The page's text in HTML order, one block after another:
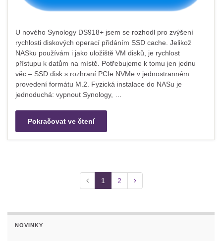
U nového Synology DS918+ jsem se rozhodl pro zvýšení
rychlosti diskových operací přidáním SSD cache. Jelikož
NASku používám i jako uložiště VM disků, je rychlost
přístupu k datům na místě. Potřebujeme k tomu jen jednu
věc – SSD disk s rozhraní PCIe NVMe v jednostranném
provedení formátu M.2. Fyzická instalace do NASu je
jednoduchá: vypnout Synology, …
Pokračovat ve čtení
1 2
NOVINKY